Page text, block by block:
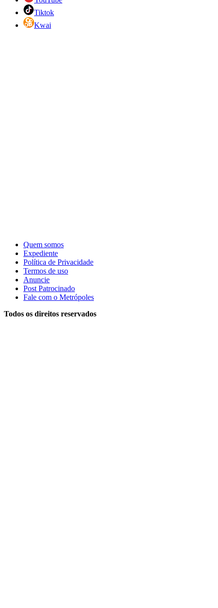
Tiktok
Kwai
Quem somos
Expediente
Política de Privacidade
Termos de uso
Anuncie
Post Patrocinado
Fale com o Metrópoles
Todos os direitos reservados